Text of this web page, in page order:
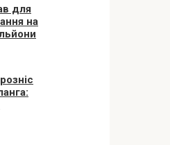
для
на